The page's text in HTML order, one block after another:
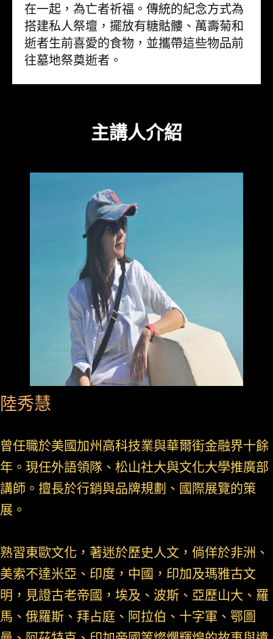
在一起，為亡者祈福。傳統的紀念方式為
搭建私人祭壇，擺放有糖骷髏、萬壽菊和
逝者生前喜愛的食物，並攜帶這些物品前
往墓地祭奠逝者。
主講人介紹
陸秀慧
曾任職於美國加州高科技業與華爾街金融界十餘
年。現任外語領隊、松山社大與文化大學推廣部
講師。擅長於行銷與品牌規劃、國際展覽的策
展。
熟習東歐文化，著迷於歷史人文，倘佯於非洲、
美索不達米亞、印度，中國，印加及瑪雅古文
明，見證古老帝國，埃及、波斯、亞歷山大、羅
馬、俄羅斯、拜占庭、阿拉伯、十字軍、鄂圖